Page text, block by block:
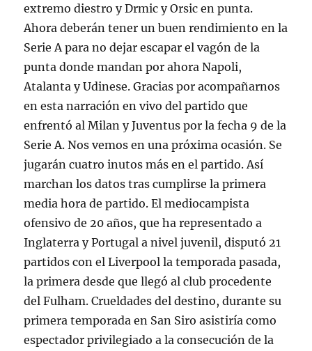
extremo diestro y Drmic y Orsic en punta.
Ahora deberán tener un buen rendimiento en la
Serie A para no dejar escapar el vagón de la
punta donde mandan por ahora Napoli,
Atalanta y Udinese. Gracias por acompañarnos
en esta narración en vivo del partido que
enfrentó al Milan y Juventus por la fecha 9 de la
Serie A. Nos vemos en una próxima ocasión. Se
jugarán cuatro inutos más en el partido. Así
marchan los datos tras cumplirse la primera
media hora de partido. El mediocampista
ofensivo de 20 años, que ha representado a
Inglaterra y Portugal a nivel juvenil, disputó 21
partidos con el Liverpool la temporada pasada,
la primera desde que llegó al club procedente
del Fulham. Crueldades del destino, durante su
primera temporada en San Siro asistiría como
espectador privilegiado a la consecución de la